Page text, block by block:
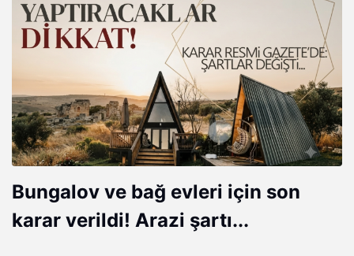
Bungalov ve bağ evleri için son
karar verildi! Arazi şartı...